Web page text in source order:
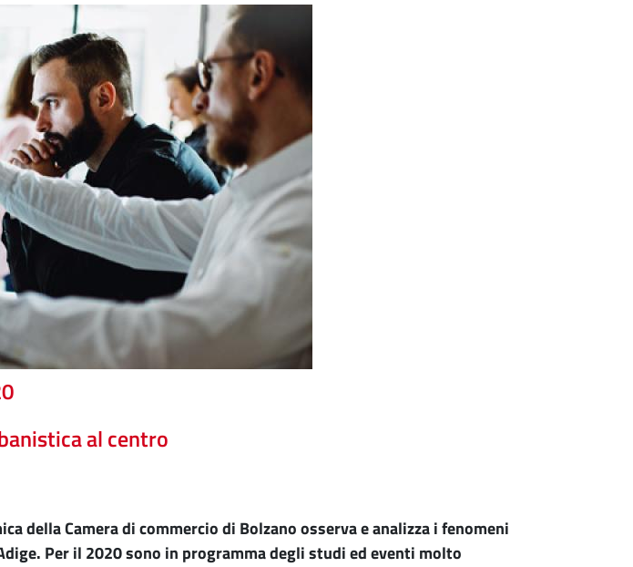
al centro
della Camera di commercio di Bolzano osserva e analizza i fenomeni
Per il 2020 sono in programma degli studi ed eventi molto